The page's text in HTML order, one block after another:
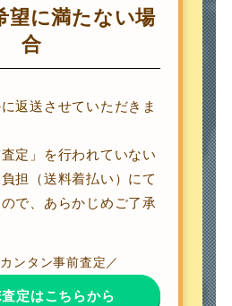
望に満たない場
合
返送させていただきま
定」を行われていない
担（送料着払い）にて
で、あらかじめご了承
ンタン事前査定／
定はこちらから